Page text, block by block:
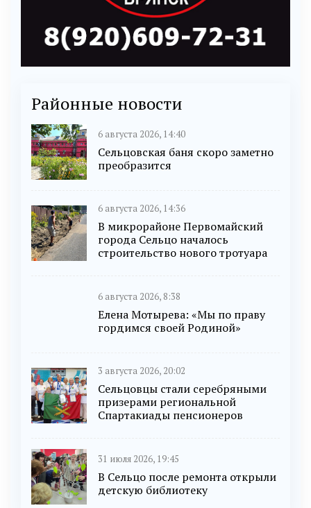
Районные новости
6 августа 2026, 14:40
Сельцовская баня скоро заметно
преобразится
6 августа 2026, 14:36
В микрорайоне Первомайский
города Сельцо началось
строительство нового тротуара
6 августа 2026, 8:38
Елена Мотырева: «Мы по праву
гордимся своей Родиной»
3 августа 2026, 20:02
Сельцовцы стали серебряными
призерами региональной
Спартакиады пенсионеров
31 июля 2026, 19:45
В Сельцо после ремонта открыли
детскую библиотеку